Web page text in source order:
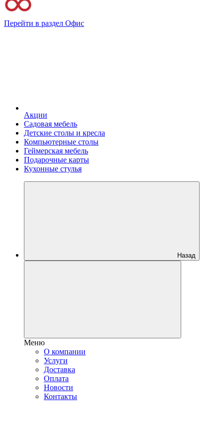
Перейти в раздел Офис
Акции
Садовая мебель
Детские столы и кресла
Компьютерные столы
Геймерская мебель
Подарочные карты
Кухонные стулья
Назад
Меню
О компании
Услуги
Доставка
Оплата
Новости
Контакты